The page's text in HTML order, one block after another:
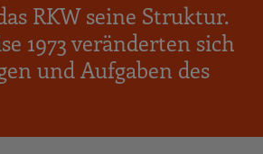
RKW seine Struktur.
1973 veränderten sich
und Aufgaben des